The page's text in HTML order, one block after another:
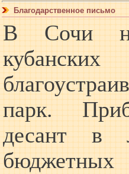
Благодарственное письмо
В Сочи
парк.
десант в
бюджетных